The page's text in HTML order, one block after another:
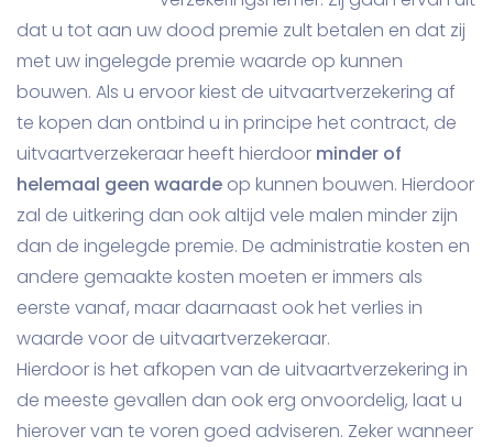
dat u tot aan uw dood premie zult betalen en dat zij
met uw ingelegde premie waarde op kunnen
bouwen. Als u ervoor kiest de uitvaartverzekering af
te kopen dan ontbind u in principe het contract, de
uitvaartverzekeraar heeft hierdoor minder of
helemaal geen waarde op kunnen bouwen. Hierdoor
zal de uitkering dan ook altijd vele malen minder zijn
dan de ingelegde premie. De administratie kosten en
andere gemaakte kosten moeten er immers als
eerste vanaf, maar daarnaast ook het verlies in
waarde voor de uitvaartverzekeraar.
Hierdoor is het afkopen van de uitvaartverzekering in
de meeste gevallen dan ook erg onvoordelig, laat u
hierover van te voren goed adviseren. Zeker wanneer